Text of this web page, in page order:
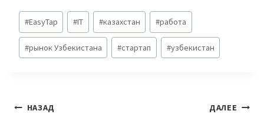
Метки
записи:
#EasyTap #IT #казахстан #работа
#рынок Узбекистана #стартап #узбекистан
Навигация
НАЗАД ДАЛЕЕ